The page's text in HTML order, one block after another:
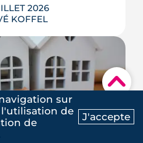
Contactez-nous
▾
2026
KOFFEL
de 19 m en
climatiseurs
terre place
les projets de
: 2 études
sur
l'utilisation de
de
J'accepte